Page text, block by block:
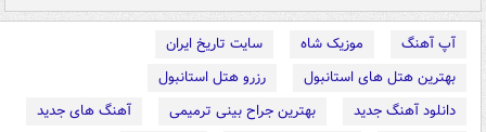
آپ آهنگ موزیک شاه
سایت تاریخ ایران
بهترین هتل های استانبول
رزرو هتل استانبول
دانلود آهنگ جدید
بهترین جراح بینی ترمیمی
آهنگ های جدید